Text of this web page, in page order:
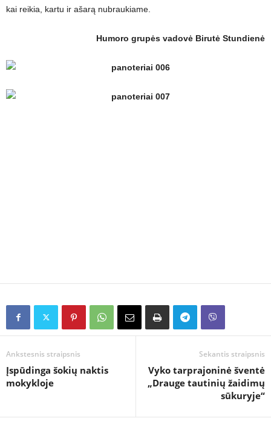
kai reikia, kartu ir ašarą nubraukiame.
Humoro grupės vadovė Birutė Stundienė
Ankstesnis straipsnis
Įspūdinga šokių naktis
mokykloje
Sekantis straipsnis
Vyko tarprajoninė šventė
„Drauge tautinių žaidimų
sūkuryje“